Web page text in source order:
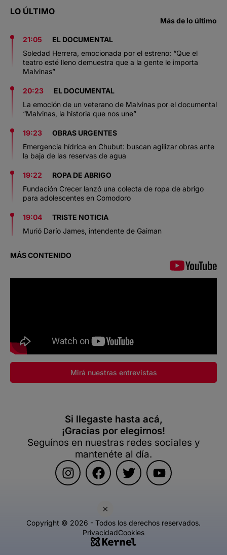
×
LO ÚLTIMO
Más de lo último
21:05
EL DOCUMENTAL
Soledad Herrera, emocionada por el estreno: “Que el
teatro esté lleno demuestra que a la gente le importa
Malvinas”
20:23
EL DOCUMENTAL
La emoción de un veterano de Malvinas por el documental
“Malvinas, la historia que nos une”
19:23
OBRAS URGENTES
Emergencia hídrica en Chubut: buscan agilizar obras ante
la baja de las reservas de agua
19:22
ROPA DE ABRIGO
Fundación Crecer lanzó una colecta de ropa de abrigo
para adolescentes en Comodoro
19:04
TRISTE NOTICIA
Murió Darío James, intendente de Gaiman
MÁS CONTENIDO
Mirá nuestras entrevistas
Si llegaste hasta acá,
¡Gracias por elegirnos!
Seguínos en nuestras redes sociales y
mantenéte al día.
Copyright © 2026 - Todos los derechos reservados.
PrivacidadCookies